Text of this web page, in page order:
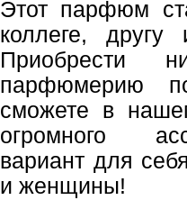
Этот парфюм
коллеге,
Приобрести
парфюмерию
сможете в
огромного
вариант для
и женщины!